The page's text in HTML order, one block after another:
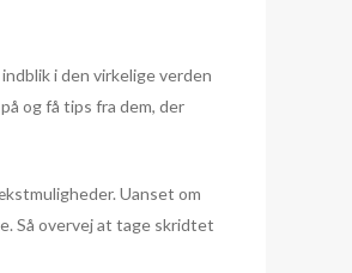
i den virkelige verden
og få tips fra dem, der
Uanset om
Så overvej at tage skridtet